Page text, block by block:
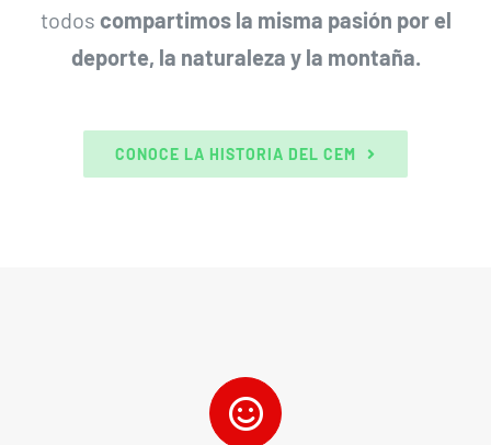
todos compartimos la misma pasión por el
deporte, la naturaleza y la montaña.
CONOCE LA HISTORIA DEL CEM